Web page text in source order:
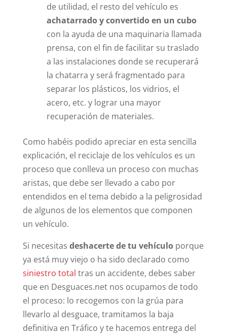
de utilidad, el resto del vehículo es
achatarrado y convertido en un cubo
con la ayuda de una maquinaria llamada
prensa, con el fin de facilitar su traslado
a las instalaciones donde se recuperará
la chatarra y será fragmentado para
separar los plásticos, los vidrios, el
acero, etc. y lograr una mayor
recuperación de materiales.
Como habéis podido apreciar en esta sencilla
explicación, el reciclaje de los vehículos es un
proceso que conlleva un proceso con muchas
aristas, que debe ser llevado a cabo por
entendidos en el tema debido a la peligrosidad
de algunos de los elementos que componen
un vehículo.
Si necesitas deshacerte de tu vehículoporque
ya está muy viejo o ha sido declarado como
siniestro total tras un accidente, debes saber
que en Desguaces.net nos ocupamos de todo
el proceso: lo recogemos con la grúa para
llevarlo al desguace, tramitamos la baja
definitiva en Tráfico y te hacemos entrega del